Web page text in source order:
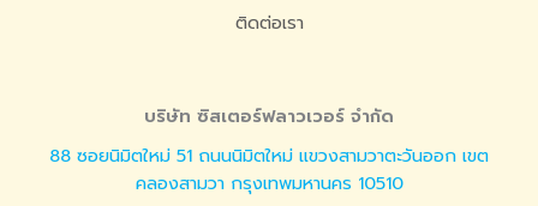
ติดต่อเรา
บริษัท ซิสเตอร์ฟลาวเวอร์ จำกัด
88 ซอยนิมิตใหม่ 51 ถนนนิมิตใหม่ แขวงสามวาตะวันออก เขต
คลองสามวา กรุงเทพมหานคร 10510